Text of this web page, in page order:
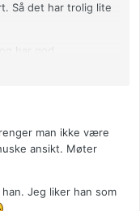
Så det har trolig lite
har god
er det ikke rart om
den eneste som
man ikke være
ansikt. Møter
Jeg liker han som